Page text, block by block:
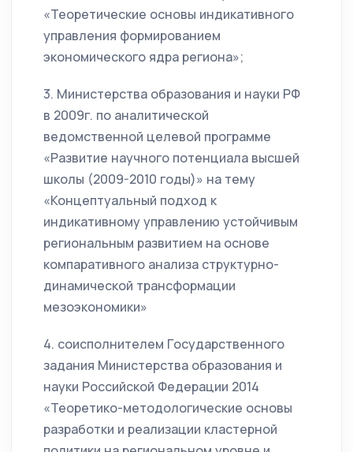
«Теоретические основы индикативного
управления формированием
экономического ядра региона»;
3. Министерства образования и науки РФ
в 2009г. по аналитической
ведомственной целевой программе
«Развитие научного потенциала высшей
школы (2009-2010 годы)» на тему
«Концептуальный подход к
индикативному управлению устойчивым
региональным развитием на основе
компаративного анализа структурно-
динамической трансформации
мезоэкономики»
4. соисполнителем Государственного
задания Министерства образования и
науки Российской Федерации 2014
«Теоретико-методологические основы
разработки и реализации кластерной